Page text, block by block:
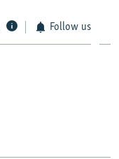
Follow us